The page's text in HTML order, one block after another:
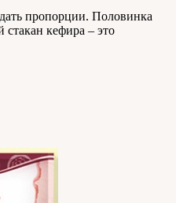
пропорции. Половинка
кефира – это